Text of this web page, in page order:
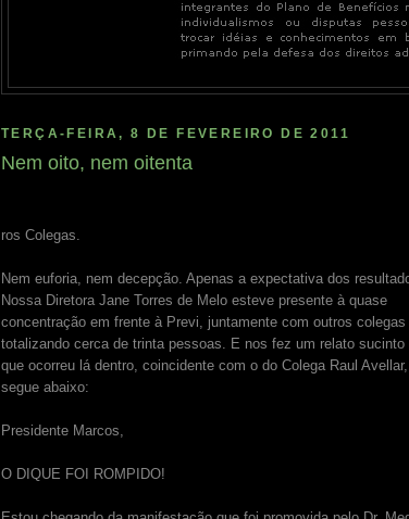
TERÇA-FEIRA, 8 DE FEVEREIRO DE 2011
Nem oito, nem oitenta
ros Colegas.
Nem euforia, nem decepção. Apenas a expectativa dos
Nossa Diretora Jane Torres de Melo esteve presente à quase
concentração em frente à Previ, juntamente com outros colegas
totalizando cerca de trinta pessoas. E nos fez um relato sucinto
que ocorreu lá dentro, coincidente com o do Colega Raul
segue abaixo:
Presidente Marcos,
O DIQUE FOI ROMPIDO!